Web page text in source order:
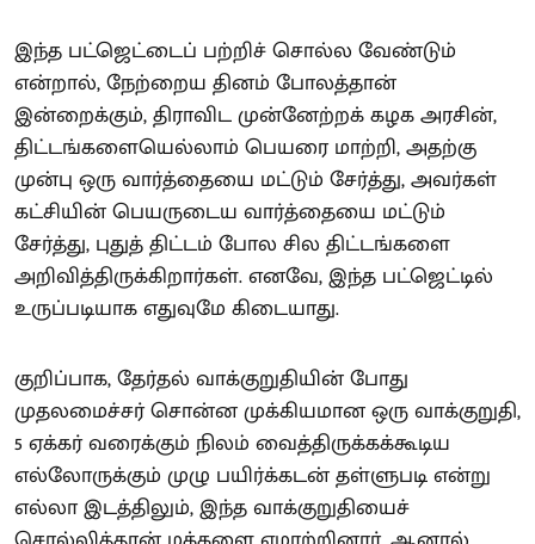
இந்த பட்ஜெட்டைப் பற்றிச் சொல்ல வேண்டும்
என்றால், நேற்றைய தினம் போலத்தான்
இன்றைக்கும், திராவிட முன்னேற்றக் கழக அரசின்,
திட்டங்களையெல்லாம் பெயரை மாற்றி, அதற்கு
முன்பு ஒரு வார்த்தையை மட்டும் சேர்த்து, அவர்கள்
கட்சியின் பெயருடைய வார்த்தையை மட்டும்
சேர்த்து, புதுத் திட்டம் போல சில திட்டங்களை
அறிவித்திருக்கிறார்கள். எனவே, இந்த பட்ஜெட்டில்
உருப்படியாக எதுவுமே கிடையாது.
குறிப்பாக, தேர்தல் வாக்குறுதியின் போது
முதலமைச்சர் சொன்ன முக்கியமான ஒரு வாக்குறுதி,
5 ஏக்கர் வரைக்கும் நிலம் வைத்திருக்கக்கூடிய
எல்லோருக்கும் முழு பயிர்க்கடன் தள்ளுபடி என்று
எல்லா இடத்திலும், இந்த வாக்குறுதியைச்